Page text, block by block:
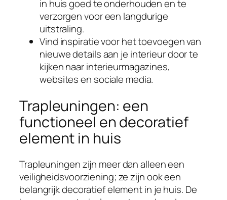
in huis goed te onderhouden en te
verzorgen voor een langdurige
uitstraling.
Vind inspiratie voor het toevoegen van
nieuwe details aan je interieur door te
kijken naar interieurmagazines,
websites en sociale media.
Trapleuningen: een
functioneel en decoratief
element in huis
Trapleuningen zijn meer dan alleen een
veiligheidsvoorziening; ze zijn ook een
belangrijk decoratief element in je huis. De